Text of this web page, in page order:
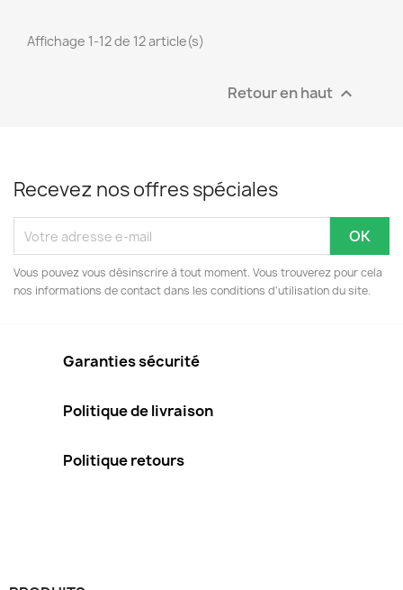
Affichage 1-12 de 12 article(s)
Retour en haut 
Recevez nos offres spéciales
Vous pouvez vous désinscrire à tout moment. Vous trouverez pour cela
nos informations de contact dans les conditions d'utilisation du site.
Garanties sécurité
Politique de livraison
Politique retours